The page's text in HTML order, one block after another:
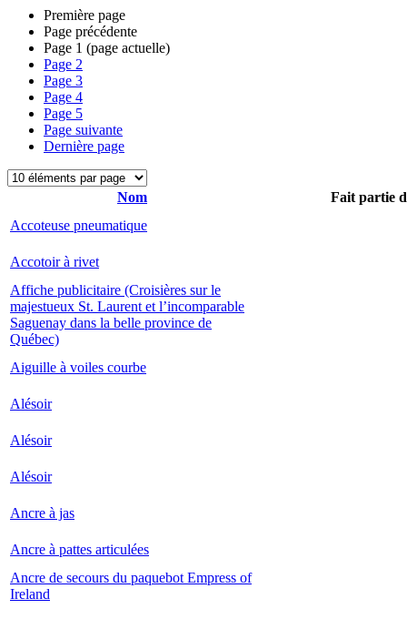
Première page
Page précédente
Page 1 (page actuelle)
Page 2
Page 3
Page 4
Page 5
Page suivante
Dernière page
Nom
Fait partie
Accoteuse pneumatique
Accotoir à rivet
Affiche publicitaire (Croisières sur le
majestueux St. Laurent et l’incomparable
Saguenay dans la belle province de
Québec)
Aiguille à voiles courbe
Alésoir
Alésoir
Alésoir
Ancre à jas
Ancre à pattes articulées
Ancre de secours du paquebot Empress of
Ireland